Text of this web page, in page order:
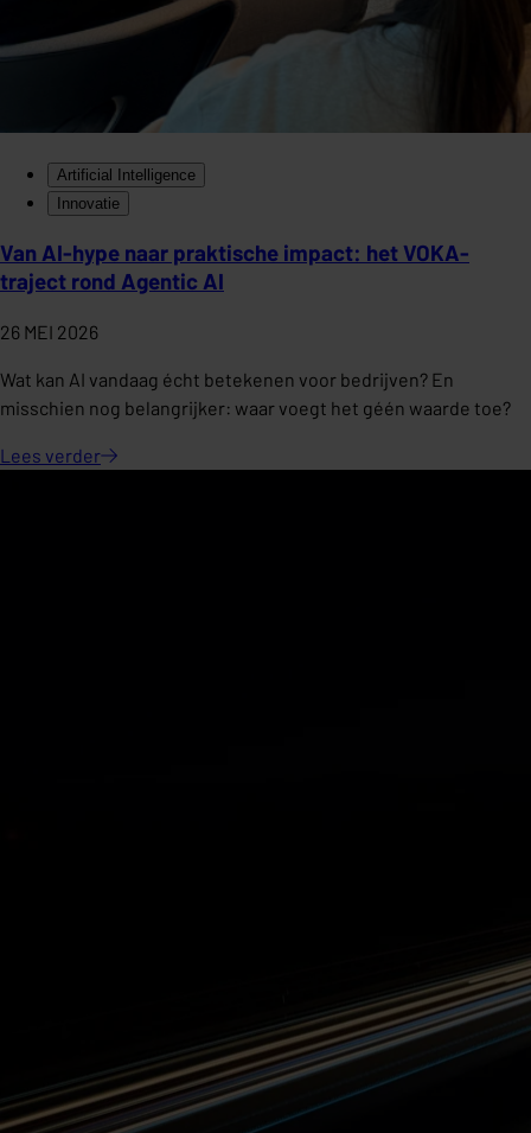
Artificial Intelligence
Innovatie
Van AI-hype naar praktische impact: het VOKA-
traject rond Agentic AI
26 MEI 2026
Wat kan AI vandaag écht betekenen voor bedrijven? En
misschien nog belangrijker: waar voegt het géén waarde toe?
Lees verder